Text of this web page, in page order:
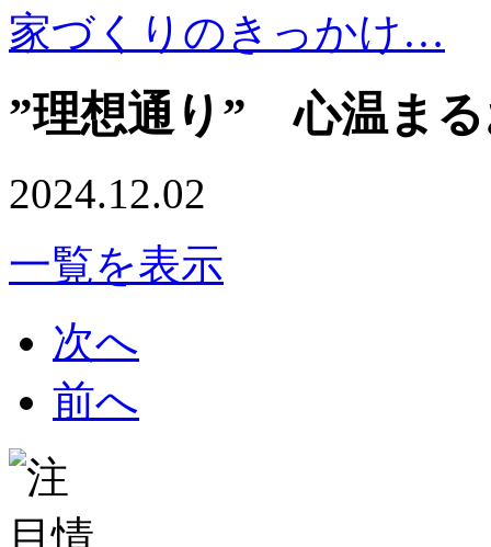
家づくりのきっかけ…
”理想通り” 心温まる
2024.12.02
一覧を表示
次へ
前へ